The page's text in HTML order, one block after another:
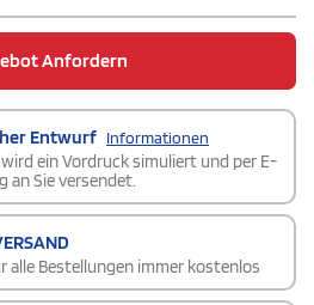
Anfordern
Entwurf Informationen
ein Vordruck simuliert und per E-
an Sie versendet.
alle Bestellungen immer kostenlos